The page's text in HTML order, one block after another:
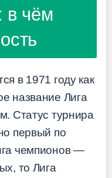
в чём
в 1971 году как
название Лига
Статус турнира
первый по
чемпионов —
то Лига